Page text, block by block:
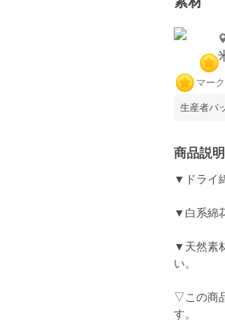
マー
生産者バ
商品説明
▼ドライ
▼白系綿
▼天然素
い。
▽この商
す。